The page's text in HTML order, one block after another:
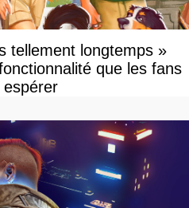
tellement longtemps »
que les fans
espérer